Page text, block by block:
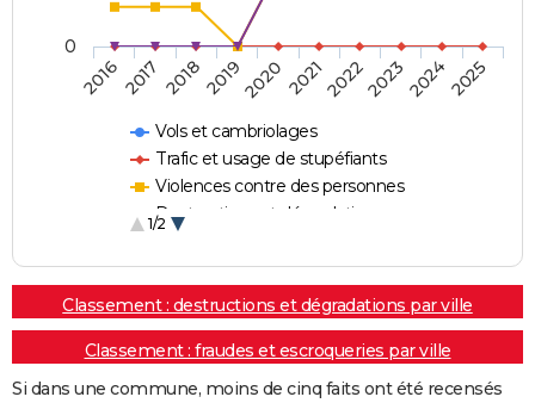
Vols et cambriolages
Trafic et usage de stupéfiants
Violences contre des personnes
Destructions et dégradations
1/2
20162017 20182019202020212022202320242025
0
Classement : destructions et dégradations par ville
Classement : fraudes et escroqueries par ville
Si dans une commune, moins de cinq faits ont été recensés